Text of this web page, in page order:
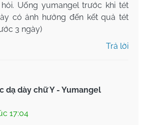
Uống yumangel trước khi tét
có ảnh hưởng đến kết quả tét
3 ngày)
Trả lời
dạ dày chữ Y - Yumangel
17:04